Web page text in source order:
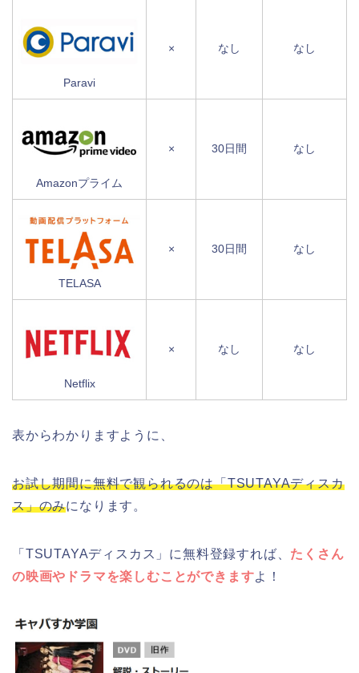
Paravi
× なし なし
Amazonプライム
× 30日間 なし
TELASA
× 30日間 なし
Netflix
× なし なし
表からわかりますように、
お試し期間に無料で観られるのは「TSUTAYAディスカ
ス」のみになります。
「TSUTAYAディスカス」に無料登録すれば、 たくさん
の映画やドラマを楽しむことができますよ！